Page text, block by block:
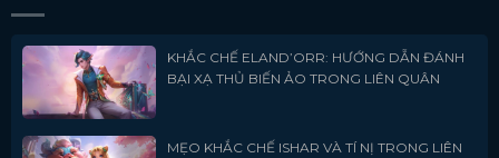
KHẮC CHẾ ELAND’ORR: HƯỚNG DẪN ĐÁNH
BẠI XẠ THỦ BIẾN ẢO TRONG LIÊN QUÂN
MẸO KHẮC CHẾ ISHAR VÀ TÍ NỊ TRONG LIÊN